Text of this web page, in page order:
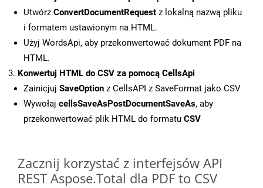
Utwórz ConvertDocumentRequest z lokalną nazwą pliku
i formatem ustawionym na HTML.
Użyj WordsApi, aby przekonwertować dokument PDF na
HTML.
Konwertuj HTML do CSV za pomocą CellsApi
Zainicjuj SaveOption z CellsAPI z SaveFormat jako CSV
Wywołaj cellsSaveAsPostDocumentSaveAs, aby
przekonwertować plik HTML do formatu CSV
Zacznij korzystać z interfejsów API
REST Aspose.Total dla PDF to CSV